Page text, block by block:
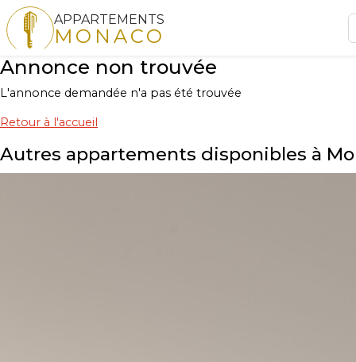
APPARTEMENTS
MONACO
Annonce non trouvée
L'annonce demandée n'a pas été trouvée
Retour à l'accueil
Autres appartements disponibles à